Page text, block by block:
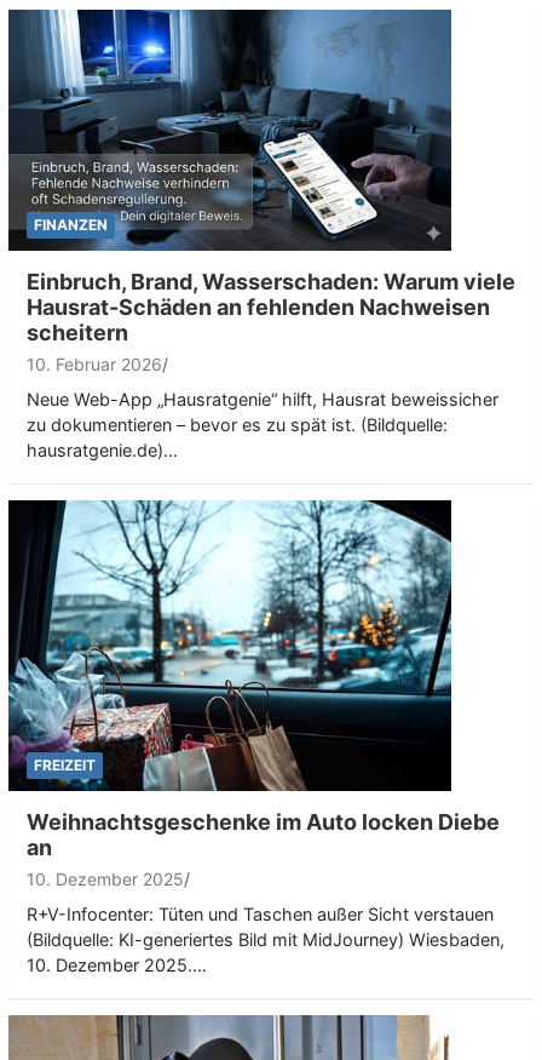
FINANZEN
Einbruch, Brand, Wasserschaden: Warum viele
Hausrat-Schäden an fehlenden Nachweisen
scheitern
10. Februar 2026
Neue Web-App „Hausratgenie“ hilft, Hausrat beweissicher
zu dokumentieren – bevor es zu spät ist. (Bildquelle:
hausratgenie.de)…
FREIZEIT
Weihnachtsgeschenke im Auto locken Diebe
an
10. Dezember 2025
R+V-Infocenter: Tüten und Taschen außer Sicht verstauen
(Bildquelle: KI-generiertes Bild mit MidJourney) Wiesbaden,
10. Dezember 2025.…